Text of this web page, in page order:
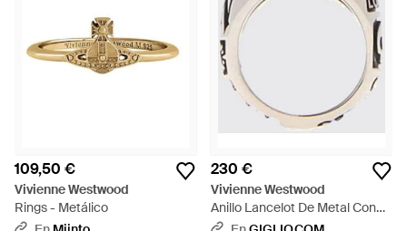
109,50 €
Vivienne Westwood
Rings - Metálico
230 €
Vivienne Westwood
Anillo Lancelot De Metal Con
Logo Orb - Blanco